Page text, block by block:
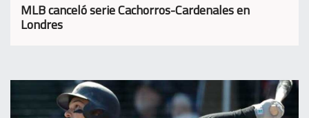
MLB canceló serie Cachorros-Cardenales en
Londres